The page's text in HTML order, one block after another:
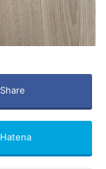
Share
Hatena